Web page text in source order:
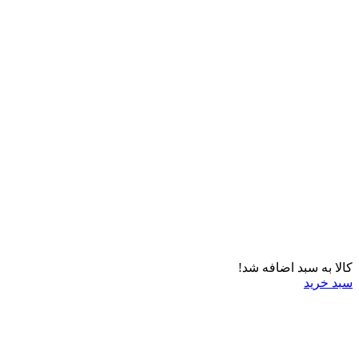
کالا به سبد اضافه شد!
سبد خرید